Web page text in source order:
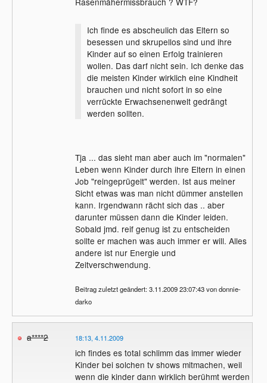
Ich finde es abscheulich das Eltern so
besessen und skrupellos sind und ihre
Kinder auf so einen Erfolg trainieren
wollen. Das darf nicht sein. Ich denke das
die meisten Kinder wirklich eine Kindheit
brauchen und nicht sofort in so eine
verrückte Erwachsenenwelt gedrängt
werden sollten.
Tja ... das sieht man aber auch im "normalen"
Leben wenn Kinder durch ihre Eltern in einen
Job "reingeprügelt" werden. Ist aus meiner
Sicht etwas was man nicht dümmer anstellen
kann. Irgendwann rächt sich das .. aber
darunter müssen dann die Kinder leiden.
Sobald jmd. reif genug ist zu entscheiden
sollte er machen was auch immer er will. Alles
andere ist nur Energie und
Zeitverschwendung.
Beitrag zuletzt geändert: 3.11.2009 23:07:43 von donnie-
darko
a****2 18:13, 4.11.2009
ich findes es total schlimm das immer wieder
Kinder bei solchen tv shows mitmachen, weil
wenn die kinder dann wirklich berühmt werden